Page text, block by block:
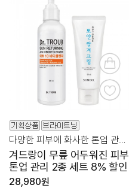
겨드랑이 무릎 어두워진 피부
톤업 관리 2종 세트 8% 할인
28,980원